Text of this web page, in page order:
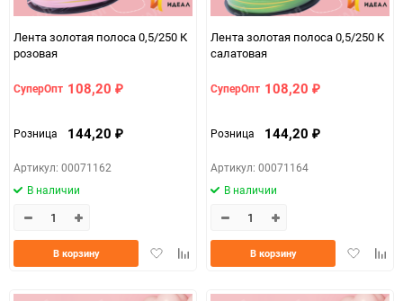
Лента золотая полоса 0,5/250 К
розовая
СуперОпт 108,20 ₽
Розница 144,20 ₽
Артикул: 00071162
В наличии
ДобавитьДобавить
В корзину
Лента золотая полоса 0,5/250 К
салатовая
СуперОпт 108,20 ₽
Розница 144,20 ₽
Артикул: 00071164
В наличии
Добавить
В корзину